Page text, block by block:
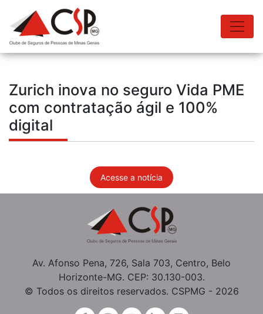
Zurich inova no seguro Vida PME
com contratação ágil e 100%
digital
Acesse a notícia
Av. Afonso Pena, 726, Sala 703, Centro, Belo
Horizonte-MG. CEP: 30.130-003.
© Todos os direitos reservados. CSPMG - 2026